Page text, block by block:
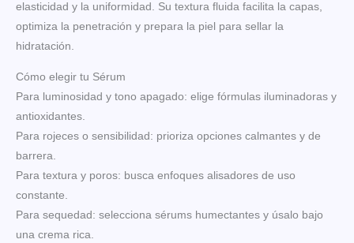
elasticidad y la uniformidad. Su textura fluida facilita la capas,
optimiza la penetración y prepara la piel para sellar la
hidratación.
Cómo elegir tu Sérum
Para luminosidad y tono apagado: elige fórmulas iluminadoras y
antioxidantes.
Para rojeces o sensibilidad: prioriza opciones calmantes y de
barrera.
Para textura y poros: busca enfoques alisadores de uso
constante.
Para sequedad: selecciona sérums humectantes y úsalo bajo
una crema rica.